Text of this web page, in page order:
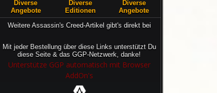
Diverse
Angebote
Diverse
Editionen
Diverse
Angebote
Weitere Assassin's Creed-Artikel gibt's direkt bei
Mit jeder Bestellung über diese Links unterstützt Du
diese Seite & das GGP-Netzwerk, danke!
Unterstütze GGP automatisch mit Browser
AddOn's